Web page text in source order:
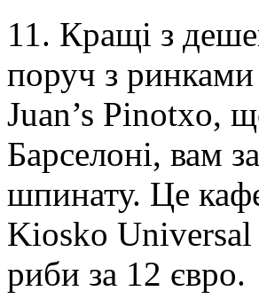
11. Кращі з
поруч з
Juan’s Pinotxo,
Барселоні, вам
шпинату. Це
Kiosko Universal
риби за 12 євро.